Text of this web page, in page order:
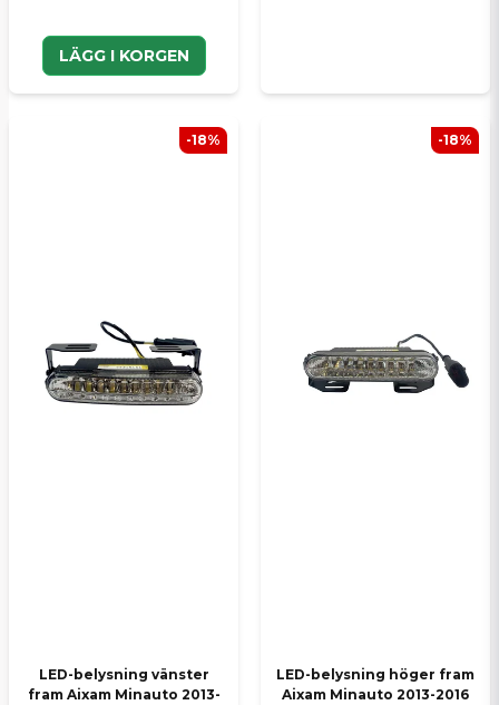
LÄGG I KORGEN
LED-belysning vänster
fram Aixam Minauto 2013-
-18%
LED-belysning höger fram
Aixam Minauto 2013-2016
-18%